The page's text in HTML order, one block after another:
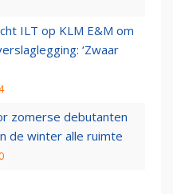
ILT op KLM E&M om
‘Zwaar
zomerse debutanten
de winter alle ruimte